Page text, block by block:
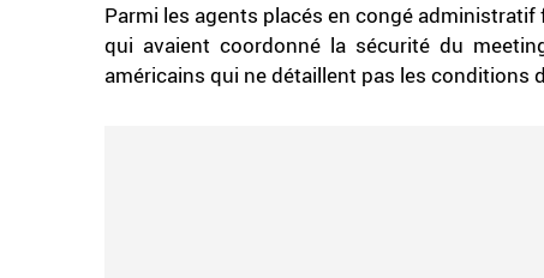
Parmi les agents placés en congé
qui avaient coordonné la sécurité du
américains qui ne détaillent pas les conditions